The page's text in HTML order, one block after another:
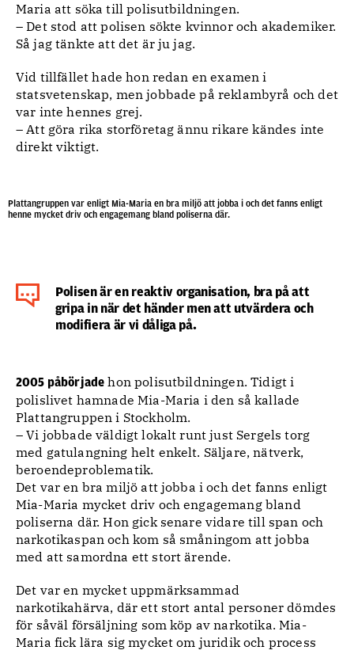
Maria att söka till polisutbildningen.
– Det stod att polisen sökte kvinnor och akademiker.
Så jag tänkte att det är ju jag.
Vid tillfället hade hon redan en examen i
statsvetenskap, men jobbade på reklambyrå och det
var inte hennes grej.
– Att göra rika storföretag ännu rikare kändes inte
direkt viktigt.
Plattangruppen var enligt Mia-Maria en bra miljö att jobba i och det fanns enligt
henne mycket driv och engagemang bland poliserna där.
Polisen är en reaktiv organisation, bra på att
gripa in när det händer men att utvärdera och
modifiera är vi dåliga på.
2005 påbörjade hon polisutbildningen. Tidigt i
polislivet hamnade Mia-Maria i den så kallade
Plattangruppen i Stockholm.
– Vi jobbade väldigt lokalt runt just Sergels torg
med gatulangning helt enkelt. Säljare, nätverk,
beroendeproblematik.
Det var en bra miljö att jobba i och det fanns enligt
Mia-Maria mycket driv och engagemang bland
poliserna där. Hon gick senare vidare till span och
narkotikaspan och kom så småningom att jobba
med att samordna ett stort ärende.
Det var en mycket uppmärksammad
narkotikahärva, där ett stort antal personer dömdes
för såväl försäljning som köp av narkotika. Mia-
Maria fick lära sig mycket om juridik och process